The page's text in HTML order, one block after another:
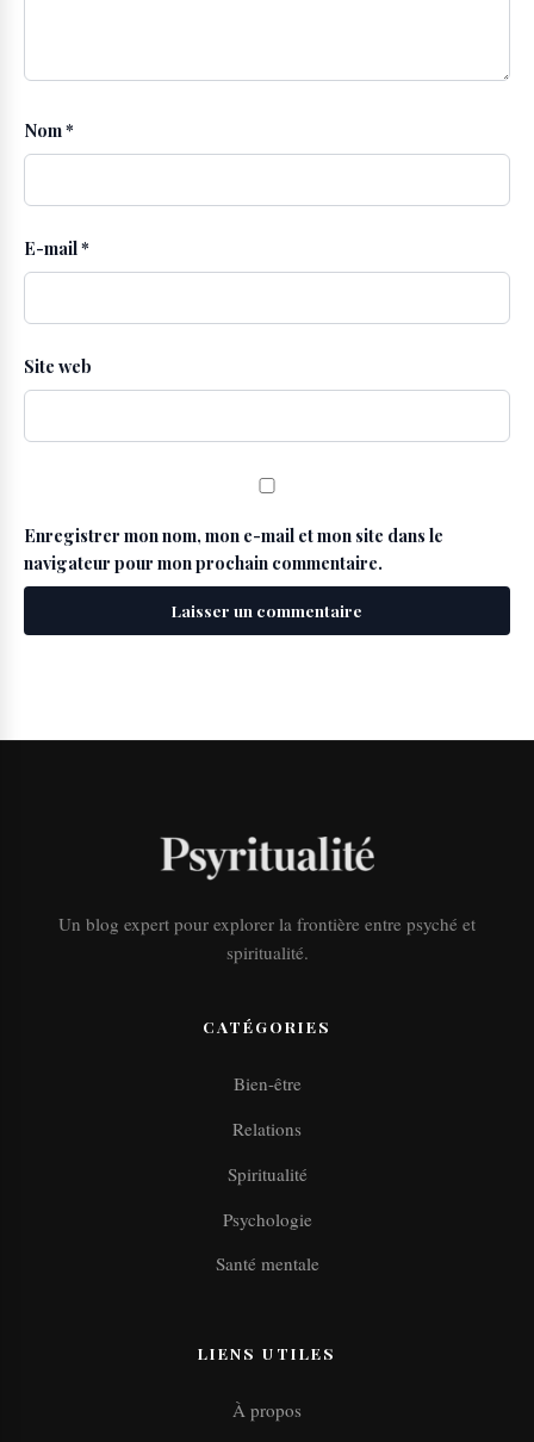
Nom*
E-mail*
Site web
Enregistrer mon nom, mon e-mail et mon site dans le
navigateur pour mon prochain commentaire.
Un blog expert pour explorer la frontière entre psyché et
spiritualité.
CATÉGORIES
Bien-être
Relations
Spiritualité
Psychologie
Santé mentale
LIENS UTILES
À propos